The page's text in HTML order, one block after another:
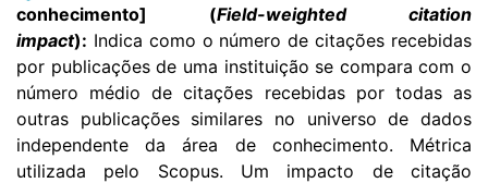
conhecimento] (Field-weighted citation
impact): Indica como o número de citações recebidas
por publicações de uma instituição se compara com o
número médio de citações recebidas por todas as
outras publicações similares no universo de dados
independente da área de conhecimento. Métrica
utilizada pelo Scopus. Um impacto de citação